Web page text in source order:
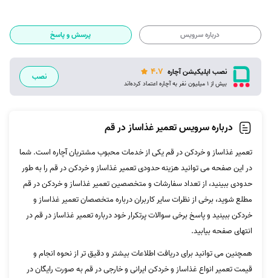
درباره سرویس پرسش و پاسخ
نصب اپلیکیشن آچاره 4.7
بیش از 1 میلیون نفر به آچاره اعتماد کرده‌اند
نصب
درباره سرویس تعمیر غذاساز در قم
تعمیر غذاساز و خردکن در قم یکی از خدمات محبوب مشتریان آچاره است. شما
در این صفحه می توانید هزینه حدودی تعمیر غذاساز و خردکن در قم را به طور
حدودی ببینید، از تعداد سفارشات و متخصصین تعمیر غذاساز و خردکن در قم
مطلع شوید، برخی از نظرات سایر کاربران درباره متخصصان تعمیر غذاساز و
خردکن ببینید و پاسخ برخی سوالات پرتکرار خود درباره تعمیر غذاساز در قم در
انتهای صفحه بیابید.
همچنین می توانید برای دریافت اطلاعات بیشتر و دقیق تر از نحوه انجام و
قیمت تعمیر انواع غذاساز و خردکن ایرانی و خارجی در قم به صورت رایگان در